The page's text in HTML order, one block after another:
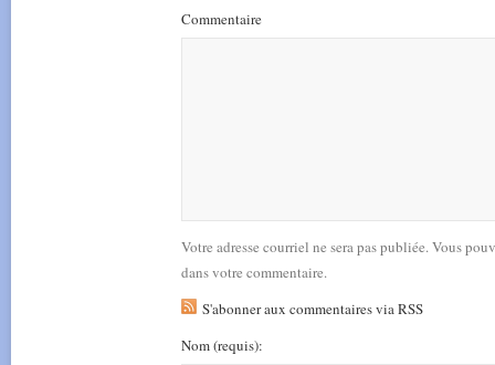
Commentaire
Votre adresse courriel ne sera pas publiée. Vous
dans votre commentaire.
S'abonner aux commentaires via RSS
Nom(requis):